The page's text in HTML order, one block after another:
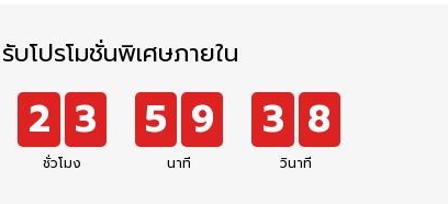
รับโปรโมชั่นพิเศษภายใน
2 3
ชั่วโมง
5 9
นาที
3 7
วินาที